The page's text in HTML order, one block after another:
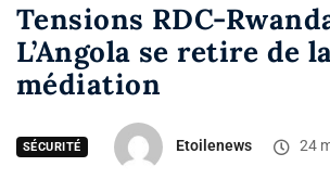
Tensions RDC-
L’Angola se retire de
médiation
SÉCURITÉ Etoilenews 24